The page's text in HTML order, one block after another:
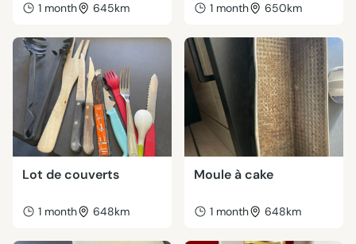
1 month 645km 1 month 650km
Lot de couverts
1 month 648km
Moule à cake
1 month 648km